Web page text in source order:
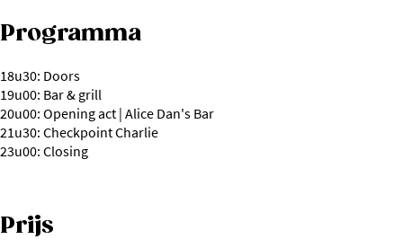
Programma
18u30: Doors
19u00: Bar & grill
20u00: Opening act | Alice Dan's Bar
21u30: Checkpoint Charlie
23u00: Closing
Prijs